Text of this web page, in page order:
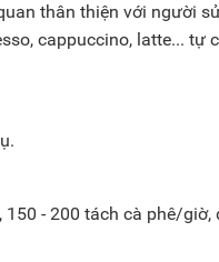
thân thiện với người
cappuccino, latte... tự
- 200 tách cà phê/giờ,